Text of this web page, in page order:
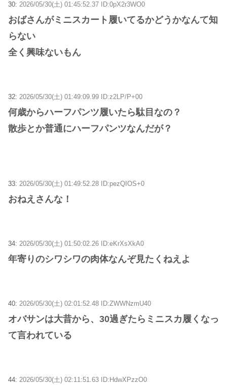
30: 2026/05/30(土) 01:45:52.37 ID:0pX2r3WO0
おばさんがミニスカート履いてるかどうかなんて知
らない
全く興味ないもん
32: 2026/05/30(土) 01:49:09.99 ID:z2LP/P+00
何歳からハーフパンツ履いたら駄目なの？
散歩とか普通にハーフパンツなんだが？
33: 2026/05/30(土) 01:49:52.28 ID:pezQIOS+0
おねえさんな！
34: 2026/05/30(土) 01:50:02.26 ID:eKrXsXkA0
年寄りのシワシワの肉体なんぞ見たくねえよ
40: 2026/05/30(土) 02:01:52.48 ID:ZWWNzmU40
オバサンは大昔から、30過ぎたらミニスカ履くなっ
て言われている
44: 2026/05/30(土) 02:11:51.63 ID:HdwXPzzO0